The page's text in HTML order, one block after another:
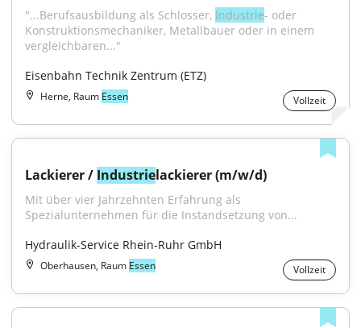
"...Berufsausbildung als Schlosser, Industrie- oder
Konstruktionsmechaniker, Metallbauer oder in einem
vergleichbaren..."
Eisenbahn Technik Zentrum (ETZ)
Herne, Raum Essen Vollzeit
Lackierer / Industrielackierer (m/w/d)
Mit über vier Jahrzehnten Erfahrung als
Spezialunternehmen für die Instandsetzung von...
Hydraulik-Service Rhein-Ruhr GmbH
Oberhausen, Raum Essen Vollzeit